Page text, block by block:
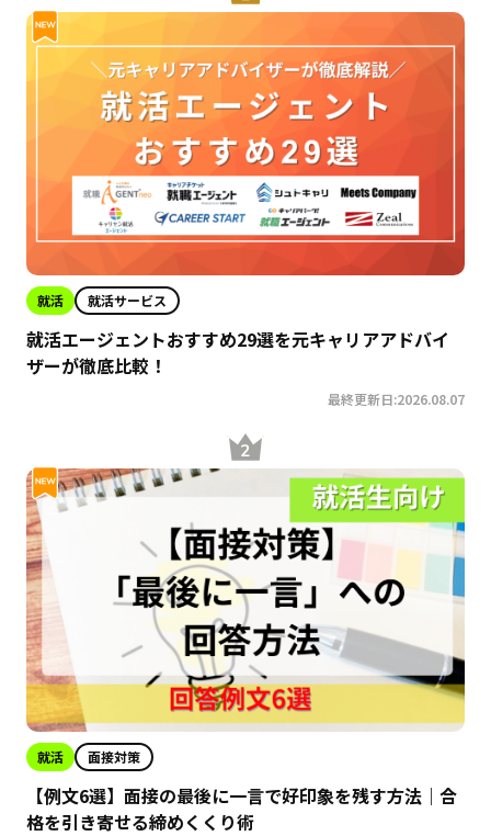
就活 就活サービス
就活エージェントおすすめ29選を元キャリアアドバイ
ザーが徹底比較！
最終更新日:2026.08.07
就活 面接対策
【例文6選】面接の最後に一言で好印象を残す方法｜合
格を引き寄せる締めくくり術